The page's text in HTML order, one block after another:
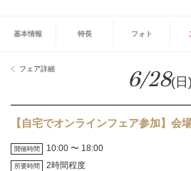
基本情報 特長 フォト
フェア詳細 6/28(日)
【自宅でオンラインフェア参加】会
開催時間 10:00 〜 18:00
所要時間 2時間程度